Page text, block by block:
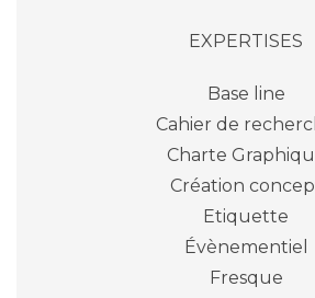
EXPERTISES
Base line
Cahier de
Charte
Création
Etiquette
évènementiel
Fresque